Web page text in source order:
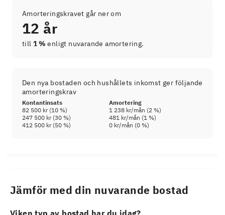
Amorteringskravet går ner om
12 år
till 1 % enligt nuvarande amortering.
Den nya bostaden och hushållets inkomst ger följande
amorteringskrav
Kontantinsats
Amortering
82 500 kr(10 %) 1 238 kr/mån (2 %)
247 500 kr(30 %) 481 kr/mån (1 %)
412 500 kr(50 %) 0 kr/mån (0 %)
Jämför med din nuvarande bostad
Viken typ av bostad har du idag?